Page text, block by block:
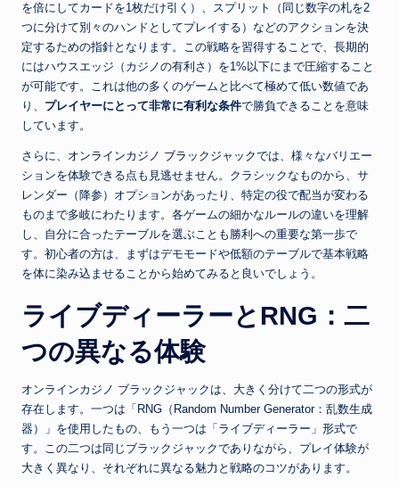
を倍にしてカードを1枚だけ引く）、スプリット（同じ数字の札を2
つに分けて別々のハンドとしてプレイする）などのアクションを決
定するための指針となります。この戦略を習得することで、長期的
にはハウスエッジ（カジノの有利さ）を1%以下にまで圧縮すること
が可能です。これは他の多くのゲームと比べて極めて低い数値であ
り、 プレイヤーにとって非常に有利な条件で勝負できることを意味
しています。
さらに、 オンラインカジノ ブラックジャックでは、様々なバリエー
ションを体験できる点も見逃せません。クラシックなものから、サ
レンダー（降参）オプションがあったり、特定の役で配当が変わる
ものまで多岐にわたります。各ゲームの細かなルールの違いを理解
し、自分に合ったテーブルを選ぶことも勝利への重要な第一歩で
す。初心者の方は、まずはデモモードや低額のテーブルで基本戦略
を体に染み込ませることから始めてみると良いでしょう。
ライブディーラーとRNG：二
つの異なる体験
オンラインカジノ ブラックジャックは、大きく分けて二つの形式が
存在します。一つは「RNG（Random Number Generator：乱数生成
器）」を使用したもの、もう一つは「ライブディーラー」形式で
す。この二つは同じブラックジャックでありながら、プレイ体験が
大きく異なり、それぞれに異なる魅力と戦略のコツがあります。